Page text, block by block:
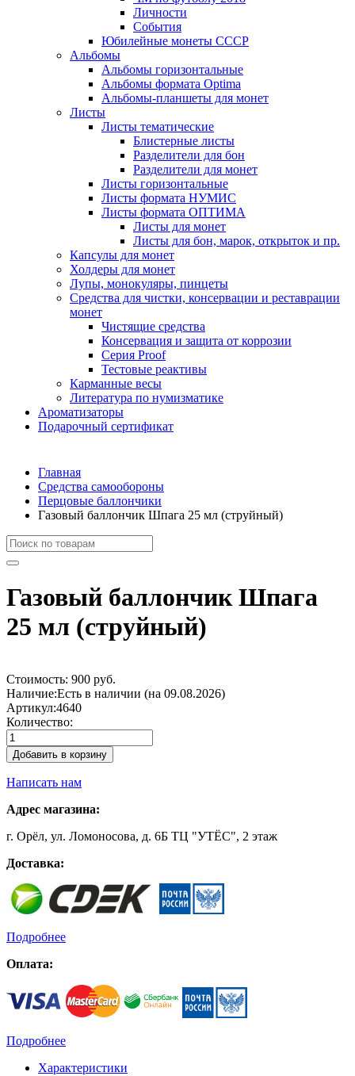
Личности
События
Юбилейные монеты СССР
Альбомы
Альбомы горизонтальные
Альбомы формата Optima
Альбомы-планшеты для монет
Листы
Листы тематические
Блистерные листы
Разделители для бон
Разделители для монет
Листы горизонтальные
Листы формата НУМИС
Листы формата ОПТИМА
Листы для монет
Листы для бон, марок, открыток и пр.
Капсулы для монет
Холдеры для монет
Лупы, монокуляры, пинцеты
Средства для чистки, консервации и реставрации
монет
Чистящие средства
Консервация и защита от коррозии
Серия Proof
Тестовые реактивы
Карманные весы
Литература по нумизматике
Ароматизаторы
Подарочный сертификат
Главная
Средства самообороны
Перцовые баллончики
Газовый баллончик Шпага 25 мл (струйный)
Газовый баллончик Шпага
25 мл (струйный)
Стоимость: 900 руб.
Наличие:Есть в наличии (на 09.08.2026)
Артикул:4640
Количество:
Добавить в корзину
Написать нам
Адрес магазина:
г. Орёл, ул. Ломоносова, д. 6Б ТЦ "УТЁС", 2 этаж
Доставка:
Подробнее
Оплата:
Подробнее
Характеристики